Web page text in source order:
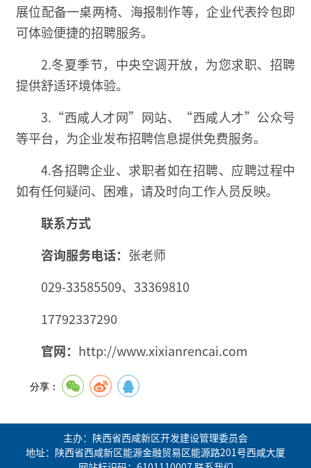
展位配备一桌两椅、海报制作等，企业代表拎包即
可体验便捷的招聘服务。
2.冬夏季节，中央空调开放，为您求职、招聘
提供舒适环境体验。
3.“西咸人才网”网站、“西咸人才”公众号
等平台，为企业发布招聘信息提供免费服务。
4.各招聘企业、求职者如在招聘、应聘过程中
如有任何疑问、困难，请及时向工作人员反映。
联系方式
咨询服务电话： 张老师
029-33585509、33369810
17792337290
官网： http://www.xixianrencai.com
分享：
主办：陕西省西咸新区开发建设管理委员会
地址：陕西省西咸新区能源金融贸易区能源路201号西咸大厦